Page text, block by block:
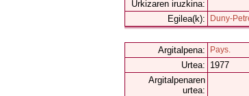
Urkizaren iruzkina:
Egilea(k):
Duny-
Argitalpena: Pays.
Urtea: 1977
Argitalpenaren
urtea: